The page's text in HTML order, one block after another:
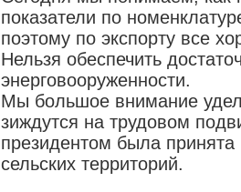
показатели по
поэтому по экспорту все
Нельзя обеспечить
энерговооруженности.
Мы большое внимание
зиждутся на трудовом
президентом была
сельских территорий.